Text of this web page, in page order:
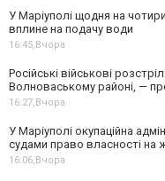
У Маріуполі щодня на
вплине на подачу води
16:45,Вчора
Російські військові
Волноваському районі, —
16:27,Вчора
У Маріуполі окупаційна
судами право власності на
16:06,Вчора